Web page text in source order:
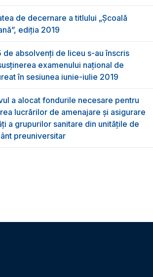
de decernare a titlului „Şcoală
ediția 2019
de absolvenţi de liceu s-au înscris
examenului naţional de
în sesiunea iunie-iulie 2019
a alocat fondurile necesare pentru
lucrărilor de amenajare și asigurare
a grupurilor sanitare din unitățile de
preuniversitar